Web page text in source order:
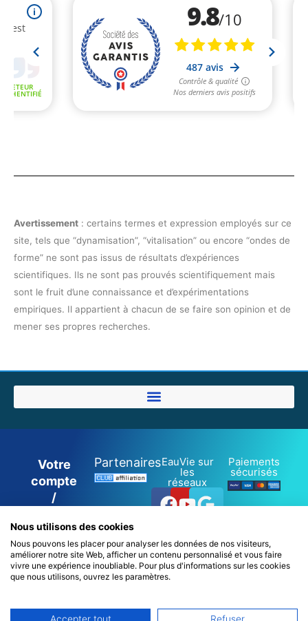
Avertissement : certains termes et expression employés sur ce
site, tels que “dynamisation”, “vitalisation” ou encore “ondes de
forme” ne sont pas issus de résultats d’expériences
scientifiques. Ils ne sont pas prouvés scientifiquement mais
sont le fruit d’une connaissance et d’expérimentations
empiriques. Il appartient à chacun de se faire son opinion et de
mener ses propres recherches.
Votre
compte
/
/
connexion
PartenairesEauVie sur
les
réseaux
Facebook
Youtube
Google
Paiements
sécurisés
0
Nous utilisons des cookies
Nous pouvons les placer pour analyser les données de nos visiteurs,
améliorer notre site Web, afficher un contenu personnalisé et vous faire
vivre une expérience inoubliable. Pour plus d'informations sur les cookies
que nous utilisons, ouvrez les paramètres.